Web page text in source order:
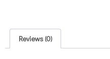
Reviews (0)